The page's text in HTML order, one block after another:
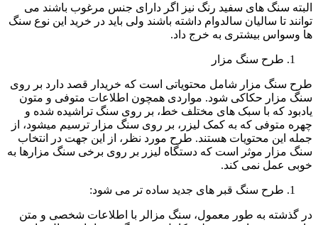
البته سنگ های سفید رنگ نیز اگر دارای جنس مرغوب باشند می
توانند تا سالیان سالدوام داشته باشند ولی باید در خرید این نوع سنگ
ها وسواس بیشتری به خرج داد.
طرح سنگ مزار
طرح سنگ مزار شامل محتویاتی است که خریدار قصد دارد بر روی
سنگ مزار حکاکی شود. مواردی همچون اطلاعات متوفی و متون
یادبود که با سبک های مختلف خط، بر روی سنگ تراشیده شده و
چهره متوفی که به کمک لیزر، بر روی سنگ مزار ترسیم میشود، از
جمله این محتویات هستند. طرح مورد نظر، از این جهت در انتخاب
سنگ مزار موثر است که دستگاه لیزر بر روی برخی سنگ مزارها به
خوبی عمل نمی کند.
طرح سنگ قبر های جدید ساده تر می شود:
در گذشته به طور معمول، سنگ مزالر با اطلاعات شخصی و متن